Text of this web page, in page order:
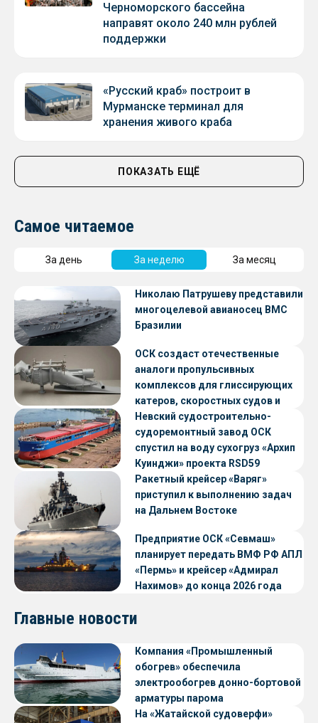
Черноморского бассейна
направят около 240 млн рублей
поддержки
«Русский краб» построит в
Мурманске терминал для
хранения живого краба
ПОКАЗАТЬ ЕЩЁ
Самое читаемое
За день За неделю За месяц
Николаю Патрушеву представили
многоцелевой авианосец ВМС
Бразилии
ОСК создаст отечественные
аналоги пропульсивных
комплексов для глиссирующих
катеров, скоростных судов и
судов с малой осадкой
Невский судостроительно-
судоремонтный завод ОСК
спустил на воду сухогруз «Архип
Куинджи» проекта RSD59
Ракетный крейсер «Варяг»
приступил к выполнению задач
на Дальнем Востоке
Предприятие ОСК «Севмаш»
планирует передать ВМФ РФ АПЛ
«Пермь» и крейсер «Адмирал
Нахимов» до конца 2026 года
Главные новости
Компания «Промышленный
обогрев» обеспечила
электрообогрев донно-бортовой
арматуры парома
«Петропавловск» проекта CNF22
На «Жатайской судоверфи»